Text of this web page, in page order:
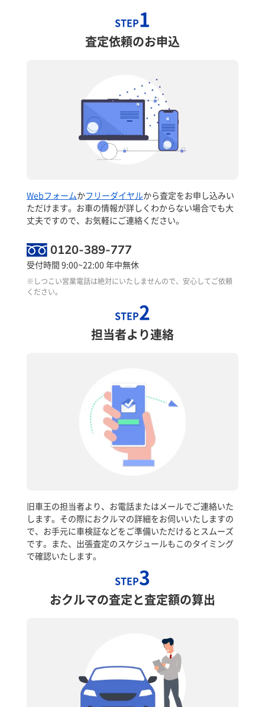
STEP1
査定依頼のお申込
Webフォームかフリーダイヤルから査定をお申し込みい
ただけます。お車の情報が詳しくわからない場合でも大
丈夫ですので、お気軽にご連絡ください。
0120-389-777
受付時間 9:00~22:00 年中無休
※しつこい営業電話は絶対にいたしませんので、安心してご依頼
ください。
STEP2
担当者より連絡
旧車王の担当者より、お電話またはメールでご連絡いた
します。その際におクルマの詳細をお伺いいたしますの
で、お手元に車検証などをご準備いただけるとスムーズ
です。また、出張査定のスケジュールもこのタイミング
で確認いたします。
STEP3
おクルマの査定と査定額の算出